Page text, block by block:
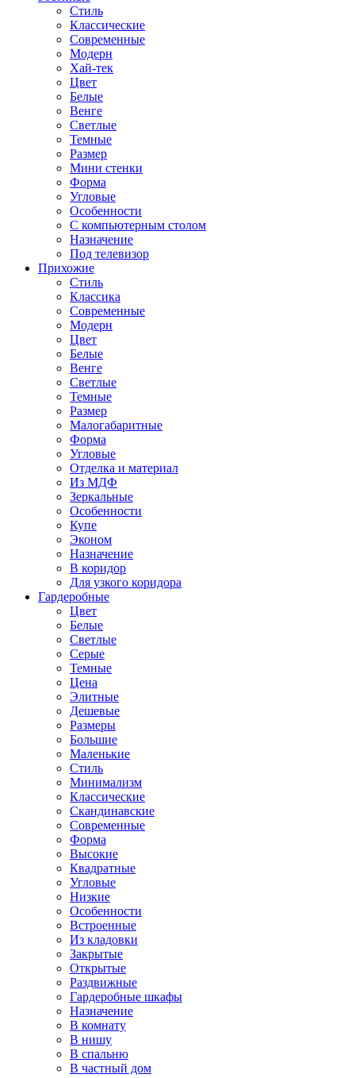
Стиль
Классические
Современные
Модерн
Хай-тек
Цвет
Белые
Венге
Светлые
Темные
Размер
Мини стенки
Форма
Угловые
Особенности
С компьютерным столом
Назначение
Под телевизор
Прихожие
Стиль
Классика
Современные
Модерн
Цвет
Белые
Венге
Светлые
Темные
Размер
Малогабаритные
Форма
Угловые
Отделка и материал
Из МДФ
Зеркальные
Особенности
Купе
Эконом
Назначение
В коридор
Для узкого коридора
Гардеробные
Цвет
Белые
Светлые
Серые
Темные
Цена
Элитные
Дешевые
Размеры
Большие
Маленькие
Стиль
Минимализм
Классические
Скандинавские
Современные
Форма
Высокие
Квадратные
Угловые
Низкие
Особенности
Встроенные
Из кладовки
Закрытые
Открытые
Раздвижные
Гардеробные шкафы
Назначение
В комнату
В нишу
В спальню
В частный дом